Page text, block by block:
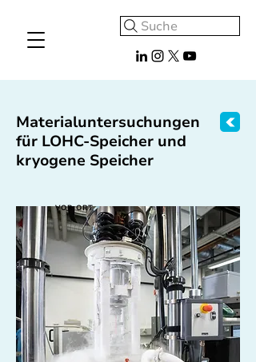
Suche
Materialuntersuchungen
für LOHC-Speicher und
kryogene Speicher
VOR ORT